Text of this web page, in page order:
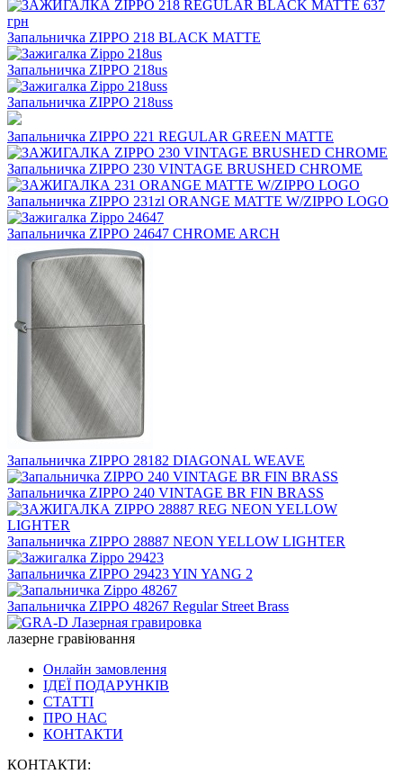
Запальничка ZIPPO 218 BLACK MATTE
Запальничка ZIPPO 218us
Запальничка ZIPPO 218uss
Запальничка ZIPPO 221 REGULAR GREEN MATTE
Запальничка ZIPPO 230 VINTAGE BRUSHED CHROME
Запальничка ZIPPO 231zl ORANGE MATTE W/ZIPPO LOGO
Запальничка ZIPPO 24647 CHROME ARCH
Запальничка ZIPPO 28182 DIAGONAL WEAVE
Запальничка ZIPPO 240 VINTAGE BR FIN BRASS
Запальничка ZIPPO 28887 NEON YELLOW LIGHTER
Запальничка ZIPPO 29423 YIN YANG 2
Запальничка ZIPPO 48267 Regular Street Brass
лазерне гравіювання
Онлайн замовлення
ІДЕЇ ПОДАРУНКІВ
СТАТТІ
ПРО НАС
КОНТАКТИ
КОНТАКТИ: